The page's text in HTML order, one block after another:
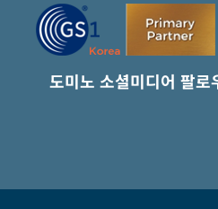
도미노 소셜미디어 팔로